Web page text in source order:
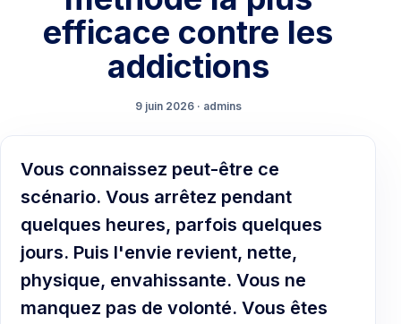
efficace contre les
addictions
9 juin 2026 · admins
Vous connaissez peut-être ce
scénario. Vous arrêtez pendant
quelques heures, parfois quelques
jours. Puis l'envie revient, nette,
physique, envahissante. Vous ne
manquez pas de volonté. Vous êtes